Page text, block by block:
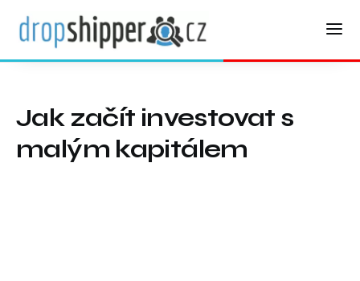
Jak začít investovat s
malým kapitálem